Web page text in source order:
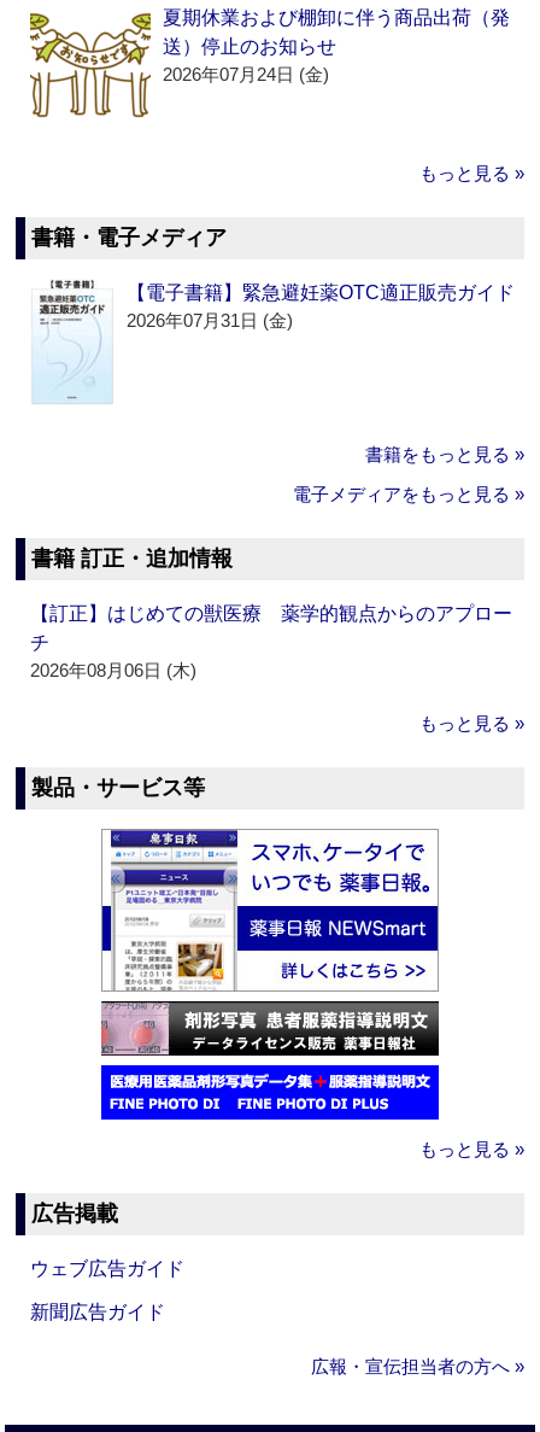
夏期休業および棚卸に伴う商品出荷（発
送）停止のお知らせ
2026年07月24日 (金)
もっと見る »
書籍・電子メディア
【電子書籍】緊急避妊薬OTC適正販売ガイド
2026年07月31日 (金)
書籍をもっと見る »
電子メディアをもっと見る »
書籍 訂正・追加情報
【訂正】はじめての獣医療 薬学的観点からのアプロー
チ
2026年08月06日 (木)
もっと見る »
製品・サービス等
もっと見る »
広告掲載
ウェブ広告ガイド
新聞広告ガイド
広報・宣伝担当者の方へ »